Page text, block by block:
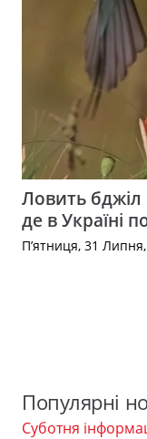
Ловить бджіл
де в Україні
П’ятниця, 31
Популярні
Суботня